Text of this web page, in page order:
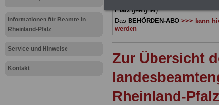
Informationen für Beamte in
Rheinland-Pfalz
Service und Hinweise
Kontakt
Pfalzgeeignet).
Das BEHÖRDEN-ABO >>> kann
werden
Zur Übersicht
Rheinland-Pfalz